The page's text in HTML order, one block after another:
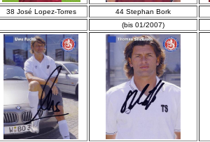
38 José Lopez-Torres
44 Stephan Bork
(bis 01/2007)